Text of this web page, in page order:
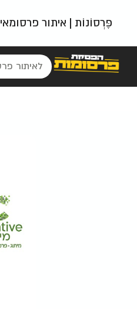
פֶּרְסוֹנוֹת | איתור פרסומאי